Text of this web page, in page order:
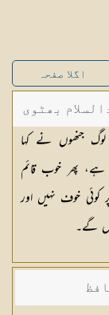
اگلا صفحہ
بھٹوی
بن محمد
جنھوں نے کہا
ہے، پھر خوب قائم
خوف نہیں اور
گے۔